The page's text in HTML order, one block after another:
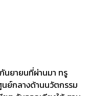
นยายนที่ผ่านมา ทรู
ย์กลางด้านนวัตกรรม